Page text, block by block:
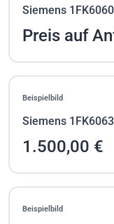
Siemens
Preis auf
Beispielbild
Siemens
1.500,00 €
Beispielbild